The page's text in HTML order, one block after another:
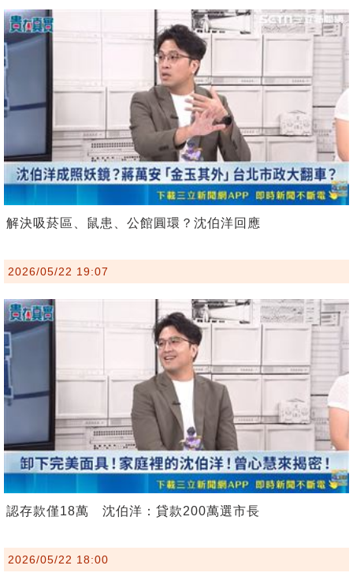
解決吸菸區、鼠患、公館圓環？沈伯洋回應
2026/05/22 19:07
認存款僅18萬 沈伯洋：貸款200萬選市長
2026/05/22 18:00